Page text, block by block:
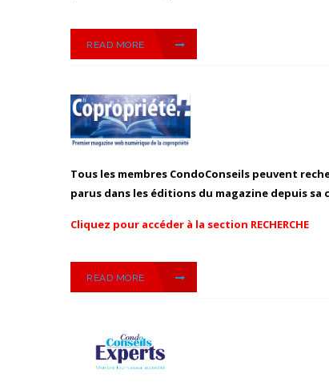
READ MORE
Tous les membres CondoConseils peuvent
parus dans les éditions du magazine depuis sa
Cliquez pour accéder à la section RECHERCHE
READ MORE